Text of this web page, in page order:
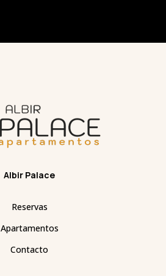
Albir Palace
Reservas
Apartamentos
Contacto